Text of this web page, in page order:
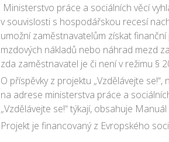
Ministerstvo práce a sociálních věcí
v souvislosti s hospodářskou recesí
umožní zaměstnavatelům získat
mzdových nákladů nebo náhrad mezd
zda zaměstnavatel je či není v režimu §
O příspěvky z projektu „Vzdělávejte
na adrese ministerstva práce a
„Vzdělávejte se!“ týkají, obsahuje
Projekt je financovaný z Evropského